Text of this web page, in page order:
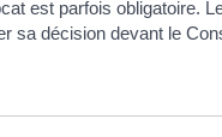
est parfois obligatoire.
sa décision devant le